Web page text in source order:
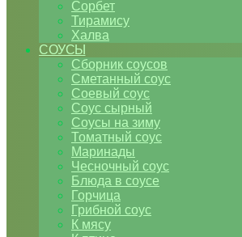
Сорбет
Тирамису
Халва
СОУСЫ
Сборник соусов
Сметанный соус
Соевый соус
Соус сырный
Соусы на зиму
Томатный соус
Маринады
Чесночный соус
Блюда в соусе
Горчица
Грибной соус
К мясу